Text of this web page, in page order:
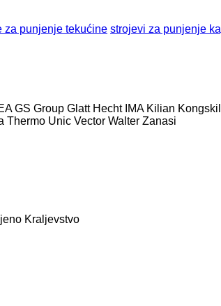
za punjenje tekućine strojevi za punjenje
GS Group Glatt Hecht IMA Kilian
Thermo Unic Vector Walter Zanasi
Kraljevstvo